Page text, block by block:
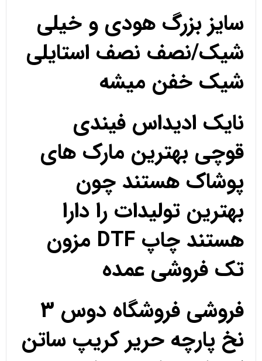
سایز بزرگ هودی و خیلی
شیک/نصف نصف استایلی
شیک خفن میشه
نایک ادیداس فیندی
قوچی بهترین مارک های
پوشاک هستند چون
بهترین تولیدات را دارا
هستند چاپ DTF مزون
تک فروشی عمده
فروشی فروشگاه دوس 3
نخ پارچه حریر کریپ ساتن